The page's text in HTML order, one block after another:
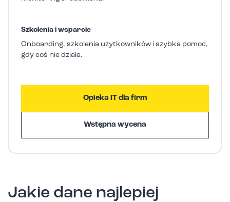
Szkolenia i wsparcie
Onboarding, szkolenia użytkowników i szybka pomoc,
gdy coś nie działa.
Opieka IT dla firm
Wstępna wycena
Jakie dane najlepiej